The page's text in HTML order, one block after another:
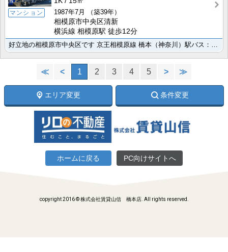
マンション
1987年7月
（築39年）
相模原市中央区清新
横浜線 相模原駅 徒歩12分
好立地の相模原市中央区です 京王相模原線 橋本（神奈川）駅バス：氷川神社前 (乗車13分) 徒歩5分･･･
≪ < 1 2 3 4 5 > ≫
エリア変更 条件変更
ホームに戻る PC向けサイトへ
copyright 2016 © 株式会社賃貸山信 橋本店. All rights reserved.